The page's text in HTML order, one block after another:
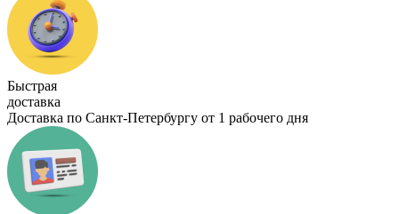
Быстрая
доставка
Доставка по Санкт-Петербургу от 1 рабочего дня